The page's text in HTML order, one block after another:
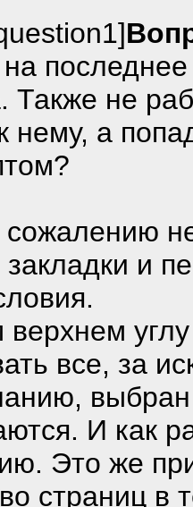
Также не
нему, а
сожалению
закладки и
верхнем
все, за
И как
Это же
страниц